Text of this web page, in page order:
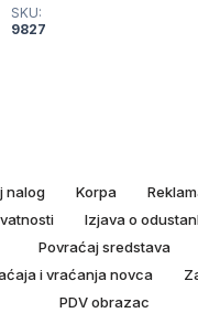
SKU:
9827
nalog Korpa
Izjava o
Povraćaj sredstava
i vraćanja novca
PDV obrazac